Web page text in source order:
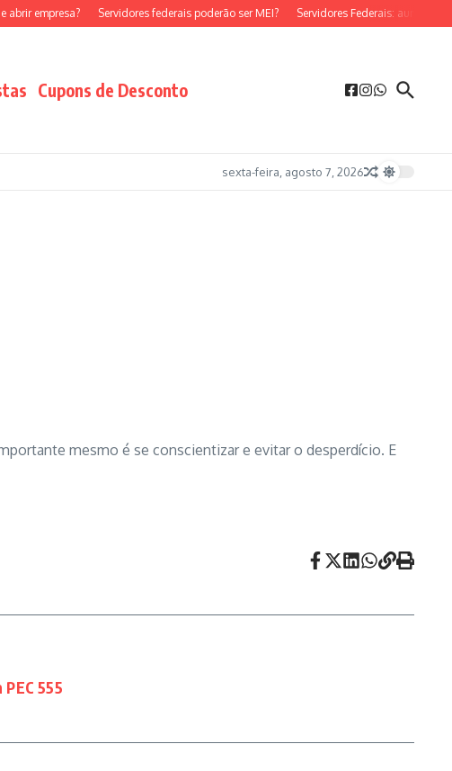
empresa? Servidores federais poderão ser MEI? Servidores Federais: aumento
Cupons de Desconto
sexta-feira, agosto 7, 2026
mesmo é se conscientizar e evitar o desperdício. E
555